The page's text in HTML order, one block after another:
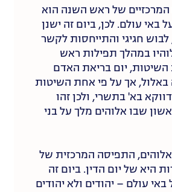
המרכזיים של ראש השנה הוא
באי עולם. לכן, ביום זה ישנן
חגיגי והתייחסות לקשר
במהלך תפילות ראש
השיטות, יום בריאת האדם
באלול, אך על פי אחת השיטות
בא' בתשרי, ולכן זהו
שבו אלוהים מלך על בני
התפיסה המרכזית של
היא של יום הדין. ביום זה
עולם – יהודים ולא יהודים